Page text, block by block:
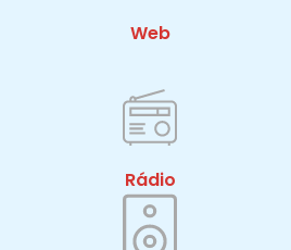
Web
Rádio